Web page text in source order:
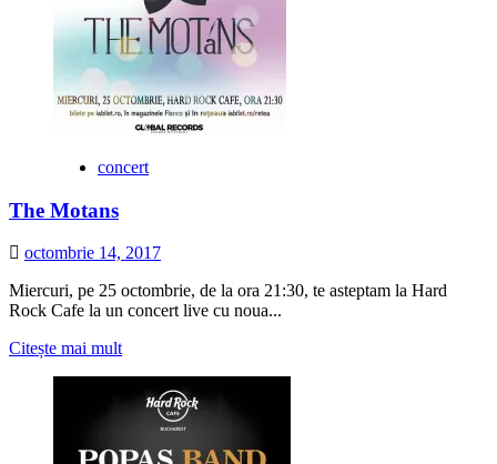
concert
The Motans
octombrie 14, 2017
Miercuri, pe 25 octombrie, de la ora 21:30, te asteptam la Hard
Rock Cafe la un concert live cu noua...
Citește mai multCitește
despre
Motans